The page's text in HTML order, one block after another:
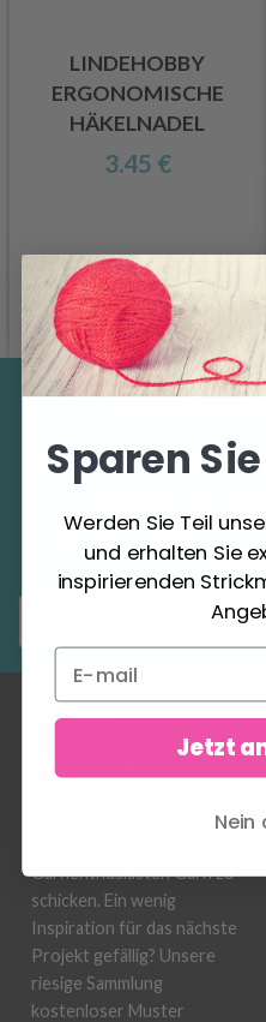
LINDEHOBBY
ERGONOMISCHE
HÄKELNADEL
3.45 €
Alle Optionen ansehen
Sparen
Werden Sie Teil
inspirierenden
ÜBER UNS
Garnenthusiasten Garn zu
schicken. Ein wenig
Inspiration für das nächste
Projekt gefällig? Unsere
riesige Sammlung
kostenloser Muster
Sparen
Werden Sie Teil
und erhalten Sie
inspirierenden
Jetzt
Nein